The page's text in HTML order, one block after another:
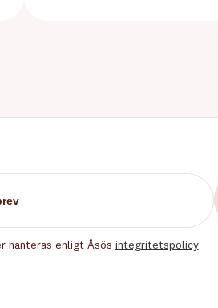
hanteras enligt Åsös integritetspolicy